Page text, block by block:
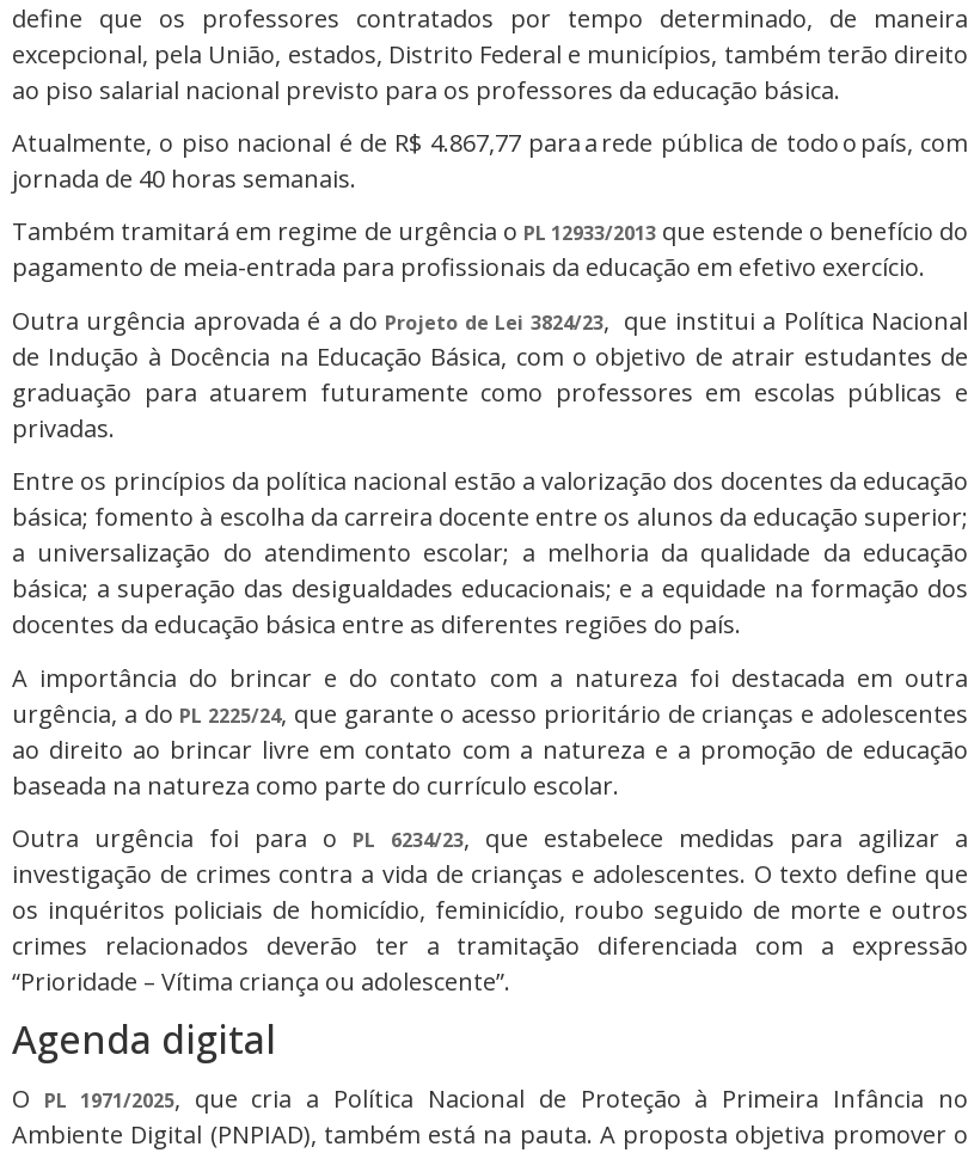
define que os professores contratados por tempo determinado, de maneira
excepcional, pela União, estados, Distrito Federal e municípios, também terão direito
ao piso salarial nacional previsto para os professores da educação básica.
Atualmente, o piso nacional é de R$ 4.867,77 para a rede pública de todo o país, com
jornada de 40 horas semanais.
Também tramitará em regime de urgência o PL 12933/2013 que estende o benefício do
pagamento de meia-entrada para profissionais da educação em efetivo exercício.
Outra urgência aprovada é a do Projeto de Lei 3824/23, que institui a Política Nacional
de Indução à Docência na Educação Básica, com o objetivo de atrair estudantes de
graduação para atuarem futuramente como professores em escolas públicas e
privadas.
Entre os princípios da política nacional estão a valorização dos docentes da educação
básica; fomento à escolha da carreira docente entre os alunos da educação superior;
a universalização do atendimento escolar; a melhoria da qualidade da educação
básica; a superação das desigualdades educacionais; e a equidade na formação dos
docentes da educação básica entre as diferentes regiões do país.
A importância do brincar e do contato com a natureza foi destacada em outra
urgência, a do PL 2225/24, que garante o acesso prioritário de crianças e adolescentes
ao direito ao brincar livre em contato com a natureza e a promoção de educação
baseada na natureza como parte do currículo escolar.
Outra urgência foi para o
PL 6234/23, que estabelece medidas para agilizar a
investigação de crimes contra a vida de crianças e adolescentes. O texto define que
os inquéritos policiais de homicídio, feminicídio, roubo seguido de morte e outros
crimes relacionados deverão ter a tramitação diferenciada com a expressão
“Prioridade – Vítima criança ou adolescente”.
Agenda digital
O PL 1971/2025, que cria a Política Nacional de Proteção à Primeira Infância no
Ambiente Digital (PNPIAD), também está na pauta. A proposta objetiva promover o